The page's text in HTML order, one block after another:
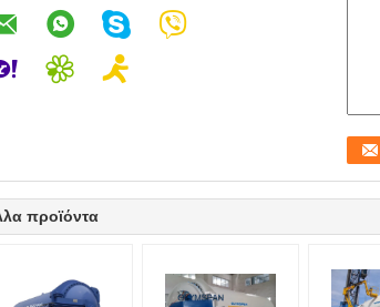
προϊόντα